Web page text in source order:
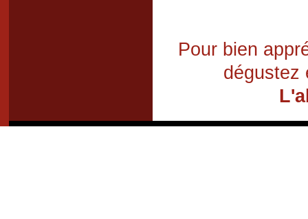
Pour bien
dégustez